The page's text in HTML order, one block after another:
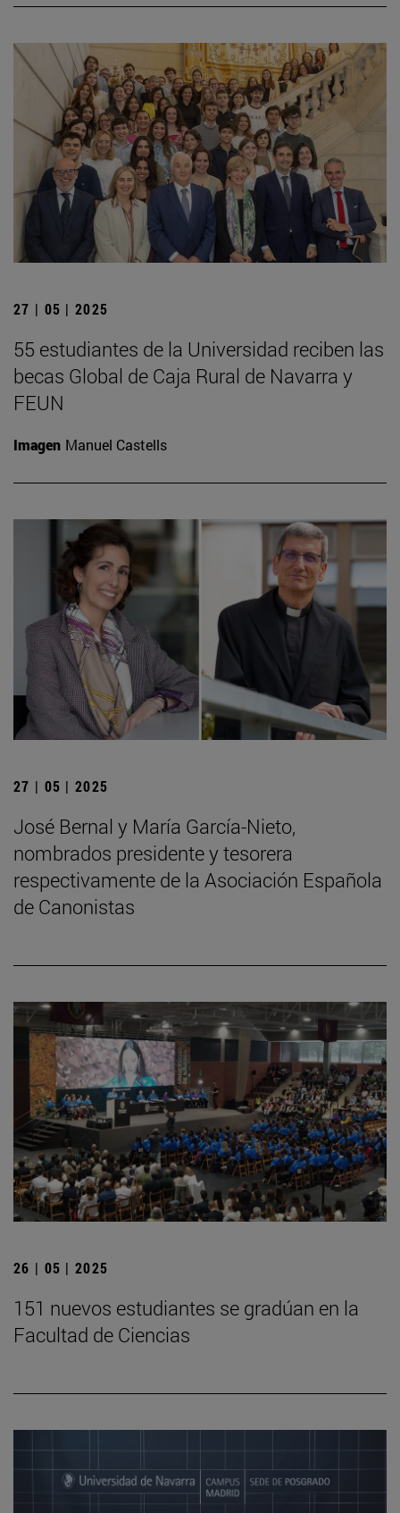
27 | 05 | 2025
55 estudiantes de la Universidad reciben las
becas Global de Caja Rural de Navarra y
FEUN
Imagen Manuel Castells
27 | 05 | 2025
José Bernal y María García-Nieto,
nombrados presidente y tesorera
respectivamente de la Asociación Española
de Canonistas
26 | 05 | 2025
151 nuevos estudiantes se gradúan en la
Facultad de Ciencias